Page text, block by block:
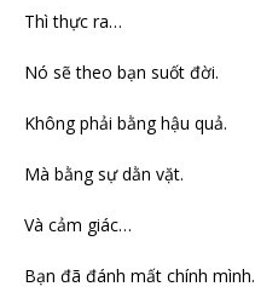
Thì thực ra…
Nó sẽ theo bạn suốt đời.
Không phải bằng hậu quả.
Mà bằng sự dằn vặt.
Và cảm giác…
Bạn đã đánh mất chính mình.